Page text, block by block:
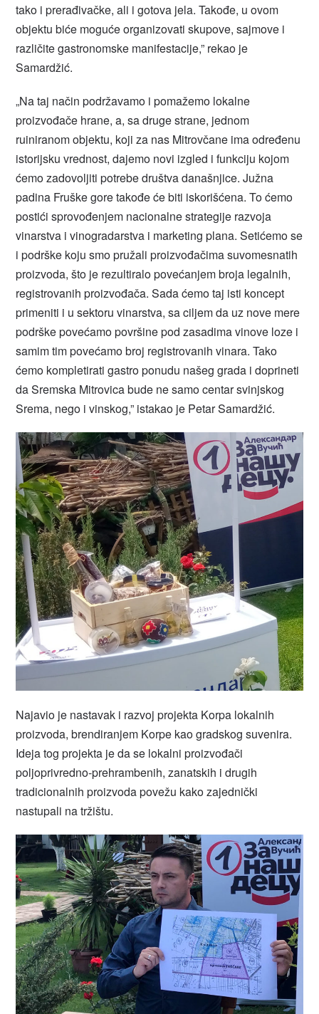
tako i prerađivačke, ali i gotova jela. Takođe, u ovom
objektu biće moguće organizovati skupove, sajmove i
različite gastronomske manifestacije,” rekao je
Samardžić.
„Na taj način podržavamo i pomažemo lokalne
proizvođače hrane, a, sa druge strane, jednom
ruiniranom objektu, koji za nas Mitrovčane ima određenu
istorijsku vrednost, dajemo novi izgled i funkciju kojom
ćemo zadovoljiti potrebe društva današnjice. Južna
padina Fruške gore takođe će biti iskorišćena. To ćemo
postići sprovođenjem nacionalne strategije razvoja
vinarstva i vinogradarstva i marketing plana. Setićemo se
i podrške koju smo pružali proizvođačima suvomesnatih
proizvoda, što je rezultiralo povećanjem broja legalnih,
registrovanih proizvođača. Sada ćemo taj isti koncept
primeniti i u sektoru vinarstva, sa ciljem da uz nove mere
podrške povećamo površine pod zasadima vinove loze i
samim tim povećamo broj registrovanih vinara. Tako
ćemo kompletirati gastro ponudu našeg grada i doprineti
da Sremska Mitrovica bude ne samo centar svinjskog
Srema, nego i vinskog,” istakao je Petar Samardžić.
Najavio je nastavak i razvoj projekta Korpa lokalnih
proizvoda, brendiranjem Korpe kao gradskog suvenira.
Ideja tog projekta je da se lokalni proizvođači
poljoprivredno-prehrambenih, zanatskih i drugih
tradicionalnih proizvoda povežu kako zajednički
nastupali na tržištu.